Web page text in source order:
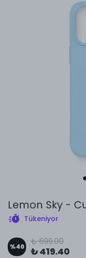
Lemon Sky -
Tükeniyor
%40 ₺ 699.00
₺ 419.40